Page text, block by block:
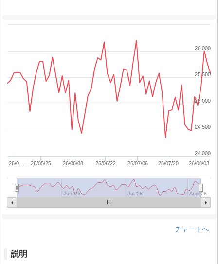
26/0… 26/05/25 26/06/08 26/06/22 26/07/06 26/07/20 26/08/03
Jun '26 Jul '26 Aug '26
24 000
24 500
25 000
25 500
26 000
チャートへ
説明